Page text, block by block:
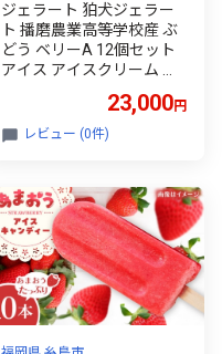
ジェラート 狛犬ジェラー
ト 播磨農業高等学校産 ぶ
どう ベリーA 12個セット
アイス アイスクリーム 手
23,000円
レビュー (0件)